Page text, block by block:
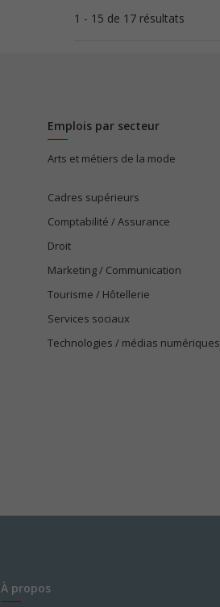
1 - 15 de 17 résultats
Emplois par secteur
Arts et métiers de la mode
Cadres supérieurs
Comptabilité / Assurance
Droit
Marketing / Communication
Tourisme / Hôtellerie
Services sociaux
Technologies / médias numériques
À propos